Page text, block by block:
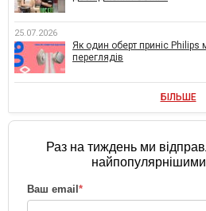
25.07.2026
Як один оберт приніс Philips
переглядів
БІЛЬШЕ
Раз на тиждень ми
Ваш email *